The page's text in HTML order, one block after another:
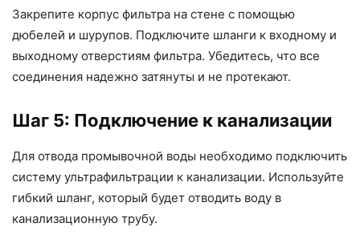
Закрепите корпус фильтра на стене с помощью
дюбелей и шурупов. Подключите шланги к входному и
выходному отверстиям фильтра. Убедитесь, что все
соединения надежно затянуты и не протекают.
Шаг 5: Подключение к канализации
Для отвода промывочной воды необходимо подключить
систему ультрафильтрации к канализации. Используйте
гибкий шланг, который будет отводить воду в
канализационную трубу.